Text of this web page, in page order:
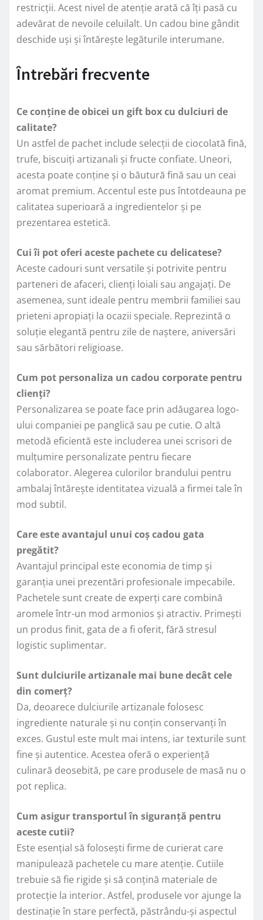
restricții. Acest nivel de atenție arată că îți pasă cu
adevărat de nevoile celuilalt. Un cadou bine gândit
deschide uși și întărește legăturile interumane.
Întrebări frecvente
Ce conține de obicei un gift box cu dulciuri de
calitate?
Un astfel de pachet include selecții de ciocolată fină,
trufe, biscuiți artizanali și fructe confiate. Uneori,
acesta poate conține și o băutură fină sau un ceai
aromat premium. Accentul este pus întotdeauna pe
calitatea superioară a ingredientelor și pe
prezentarea estetică.
Cui îi pot oferi aceste pachete cu delicatese?
Aceste cadouri sunt versatile și potrivite pentru
parteneri de afaceri, clienți loiali sau angajați. De
asemenea, sunt ideale pentru membrii familiei sau
prieteni apropiați la ocazii speciale. Reprezintă o
soluție elegantă pentru zile de naștere, aniversări
sau sărbători religioase.
Cum pot personaliza un cadou corporate pentru
clienți?
Personalizarea se poate face prin adăugarea logo-
ului companiei pe panglică sau pe cutie. O altă
metodă eficientă este includerea unei scrisori de
mulțumire personalizate pentru fiecare
colaborator. Alegerea culorilor brandului pentru
ambalaj întărește identitatea vizuală a firmei tale în
mod subtil.
Care este avantajul unui coș cadou gata
pregătit?
Avantajul principal este economia de timp și
garanția unei prezentări profesionale impecabile.
Pachetele sunt create de experți care combină
aromele într-un mod armonios și atractiv. Primești
un produs finit, gata de a fi oferit, fără stresul
logistic suplimentar.
Sunt dulciurile artizanale mai bune decât cele
din comerț?
Da, deoarece dulciurile artizanale folosesc
ingrediente naturale și nu conțin conservanți în
exces. Gustul este mult mai intens, iar texturile sunt
fine și autentice. Acestea oferă o experiență
culinară deosebită, pe care produsele de masă nu o
pot replica.
Cum asigur transportul în siguranță pentru
aceste cutii?
Este esențial să folosești firme de curierat care
manipulează pachetele cu mare atenție. Cutiile
trebuie să fie rigide și să conțină materiale de
protecție la interior. Astfel, produsele vor ajunge la
destinație în stare perfectă, păstrându-și aspectul